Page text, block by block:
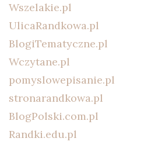
Wszelakie.pl
UlicaRandkowa.pl
BlogiTematyczne.pl
Wczytane.pl
pomyslowepisanie.pl
stronarandkowa.pl
BlogPolski.com.pl
Randki.edu.pl